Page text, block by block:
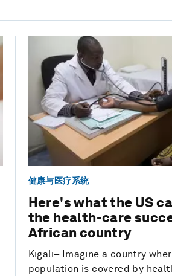
健康与医疗系统
Here's what the US
the health-care
African country
Kigali– Imagine a country
population is covered by